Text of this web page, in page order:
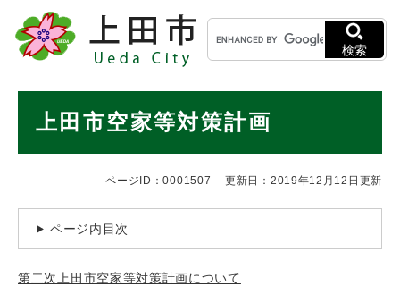
メニューを飛ばして本文へ
キ
ー
ワ
検
検索
上田市空家等対策計画
ページID：0001507 更新日：2019年12月12日更新
ページ内目次
第二次上田市空家等対策計画について